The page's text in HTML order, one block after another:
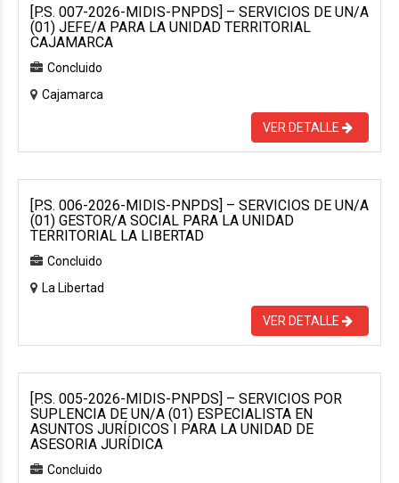
[P.S. 007-2026-MIDIS-PNPDS] – SERVICIOS DE UN/A
(01) JEFE/A PARA LA UNIDAD TERRITORIAL
CAJAMARCA
Concluido
Cajamarca
VER DETALLE
[P.S. 006-2026-MIDIS-PNPDS] – SERVICIOS DE UN/A
(01) GESTOR/A SOCIAL PARA LA UNIDAD
TERRITORIAL LA LIBERTAD
Concluido
La Libertad
VER DETALLE
[P.S. 005-2026-MIDIS-PNPDS] – SERVICIOS POR
SUPLENCIA DE UN/A (01) ESPECIALISTA EN
ASUNTOS JURÍDICOS I PARA LA UNIDAD DE
ASESORIA JURÍDICA
Concluido